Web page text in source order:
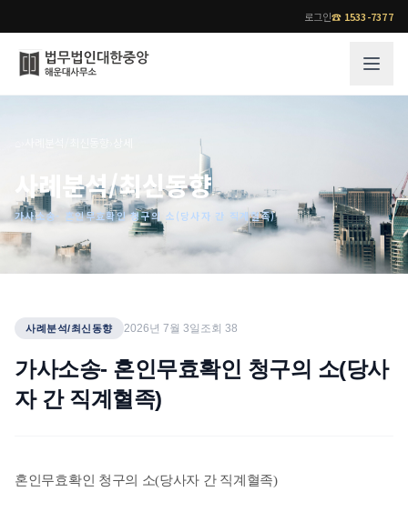
로그인☎ 1533-7377
오시는 길
통합검색
기업 인사이트
사례분석/최신동향
법률지식인
업무분야
전체
각 전문 변호사
소식/자료
법률 블로그
사례분석/최신동향
가사소송- 혼인무효확인 청구의 소(당사자 간 직계혈족)
사례분석/최신동향 2026년 7월 3일 조회 38
가사소송- 혼인무효확인 청구의 소(당사
자 간 직계혈족)
혼인무효확인 청구의 소(당사자 간 직계혈족)